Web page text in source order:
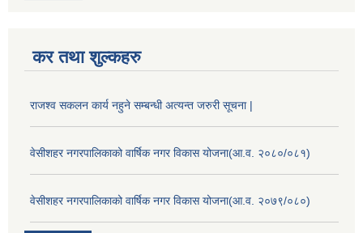
कर तथा शुल्कहरु
राजश्व सकलन कार्य नहुने सम्बन्धी अत्यन्त जरुरी सूचना |
वेसीशहर नगरपालिकाको वार्षिक नगर विकास योजना(आ.व. २०८०/०८१)
वेसीशहर नगरपालिकाको वार्षिक नगर विकास योजना(आ.व. २०७९/०८०)